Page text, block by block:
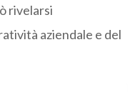
rivelarsi
aziendale e del